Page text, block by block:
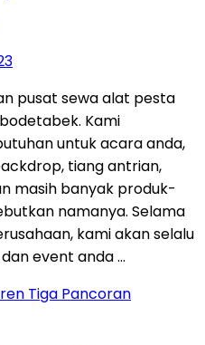
pusat sewa alat pesta
Kami
untuk acara anda,
tiang antrian,
masih banyak produk-
namanya. Selama
kami akan selalu
event anda …